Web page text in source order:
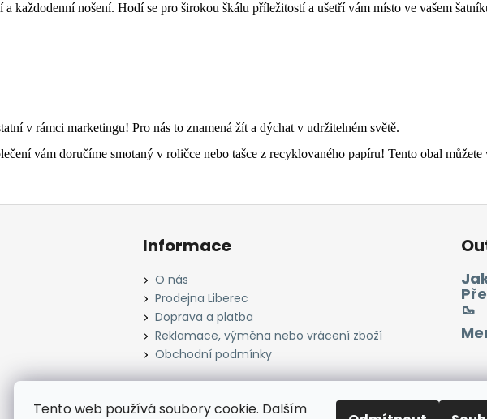
Tento web používá soubory cookie. Dalším
každodenní nošení. Hodí se pro širokou škálu příležitostí a ušetří vám místo ve vašem
v rámci marketingu! Pro nás to znamená žít a dýchat v udržitelném světě.
vám doručíme smotaný v roličce nebo tašce z recyklovaného papíru! Tento obal
Informace
O nás
Prodejna Liberec
Doprava a platba
Reklamace, výměna nebo vrácení zboží
Obchodní podmínky
🥾